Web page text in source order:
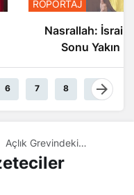
Nasrallah: İsrail’in
Sonu Yakın
6 7 8 9
Açlık Grevindeki
Gazeteciler Serbest